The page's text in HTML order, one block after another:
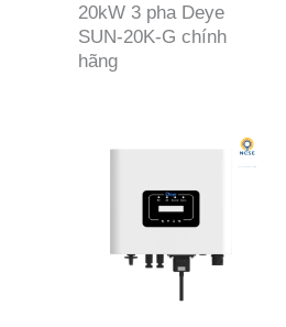
20kW 3 pha Deye
SUN-20K-G chính
hãng